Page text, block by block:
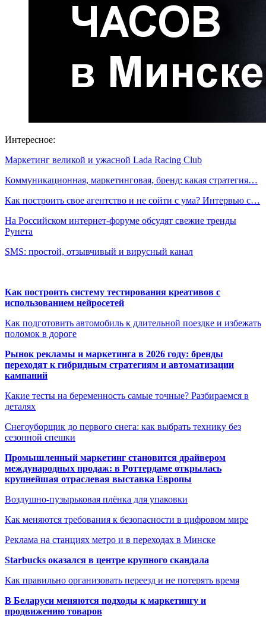
Интересное:
Маркетинг великой и ужасной Lada Racing Club
Коммуникационная, маркетинговая, бренд: какая стратегия…
Как построить свое агентство и не сойти с ума? Интервью с…
На Российском интернет-форуме обсудят свежие тренды
Рунета
SMS: простой, отзывчивый и вирусный канал
Как построить систему тестирования креативов с
использованием нейросетей
Как подготовить автомобиль к длительной поездке и избежать
поломок в дороге
Рынок рекламы и маркетинга в 2026 году: бренды
переходят к гибридным стратегиям и автоматизации
кампаний
Какие тесты на беременность самые точные? Разбираемся в
деталях
Снегоуборщик до первого снега: как выбрать технику без
сезонной спешки
Промышленный маркетинг становится драйвером
международных продаж: в Роттердаме открылась
крупнейшая отраслевая выставка Европы
Воздушно-пузырьковая плёнка для упаковки
Как меняются требования к безопасности в цифровом мире
Реклама на станциях метро и в переходах в Минске
Starbucks оказался в центре крупного скандала
Как правильно организовать переезд и не потерять время
В Беларуси меняются подходы к маркетингу и
продвижению товаров